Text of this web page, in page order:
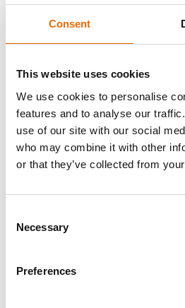
Consent
This website uses cookies
We use cookies to personalise
features and to analyse our
use of our site with our social
who may combine it with other
or that they’ve collected from
Selection
Necessary
Preferences
Elastyczne
Oferujemy elastyczne
usługi szybkiej dostawy,
samochody dotrą tam,
Ubezpieczenie
ubezpieczone od